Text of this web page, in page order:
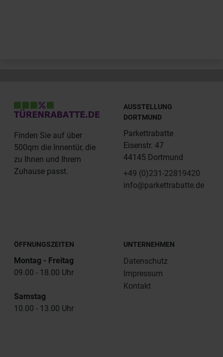
Finden Sie auf über
500qm die Innentür, die
zu Ihnen und Ihrem
Zuhause passt.
AUSSTELLUNG
DORTMUND
Parkettrabatte
Eisenstr. 47
44145 Dortmund
+49 (0)231-22819420
info@parkettrabatte.de
ÖFFNUNGSZEITEN
Montag - Freitag
09.00 - 18.00 Uhr
Samstag
10.00 - 13.00 Uhr
UNTERNEHMEN
Datenschutz
Impressum
Kontakt